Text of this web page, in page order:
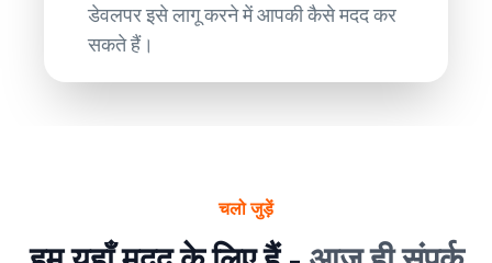
डेवलपर इसे लागू करने में आपकी कैसे मदद कर
सकते हैं।
चलो जुड़ें